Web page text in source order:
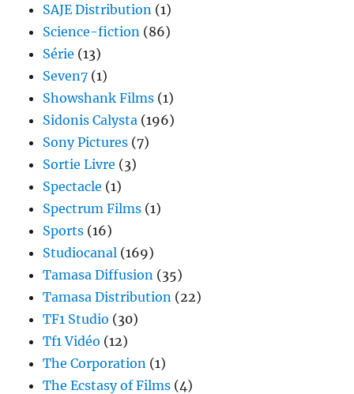
SAJE Distribution (1)
Science-fiction (86)
Série (13)
Seven7 (1)
Showshank Films (1)
Sidonis Calysta (196)
Sony Pictures (7)
Sortie Livre (3)
Spectacle (1)
Spectrum Films (1)
Sports (16)
Studiocanal (169)
Tamasa Diffusion (35)
Tamasa Distribution (22)
TF1 Studio (30)
Tf1 Vidéo (12)
The Corporation (1)
The Ecstasy of Films (4)